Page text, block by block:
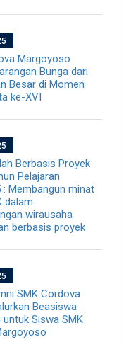
Margoyoso
Bunga dari
Besar di Momen
ke-XVI
Berbasis Proyek
Pelajaran
: Membangun minat
dalam
wirausaha
berbasis proyek
SMK Cordova
Beasiswa
untuk Siswa SMK